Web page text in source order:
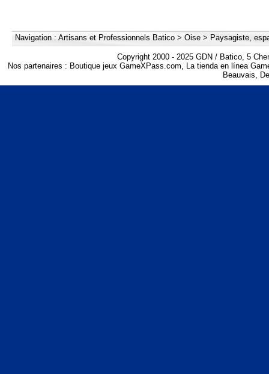
Navigation : Artisans et Professionnels Batico > Oise > Paysagiste,
Copyright 2000 - 2025 GDN / Batico, 5
Nos partenaires : Boutique jeux GameXPass.com, La tienda en línea
Beauvais,